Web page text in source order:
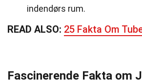
indendørs rum.
READ ALSO: 25 Fakta Om
Fascinerende Fakta om